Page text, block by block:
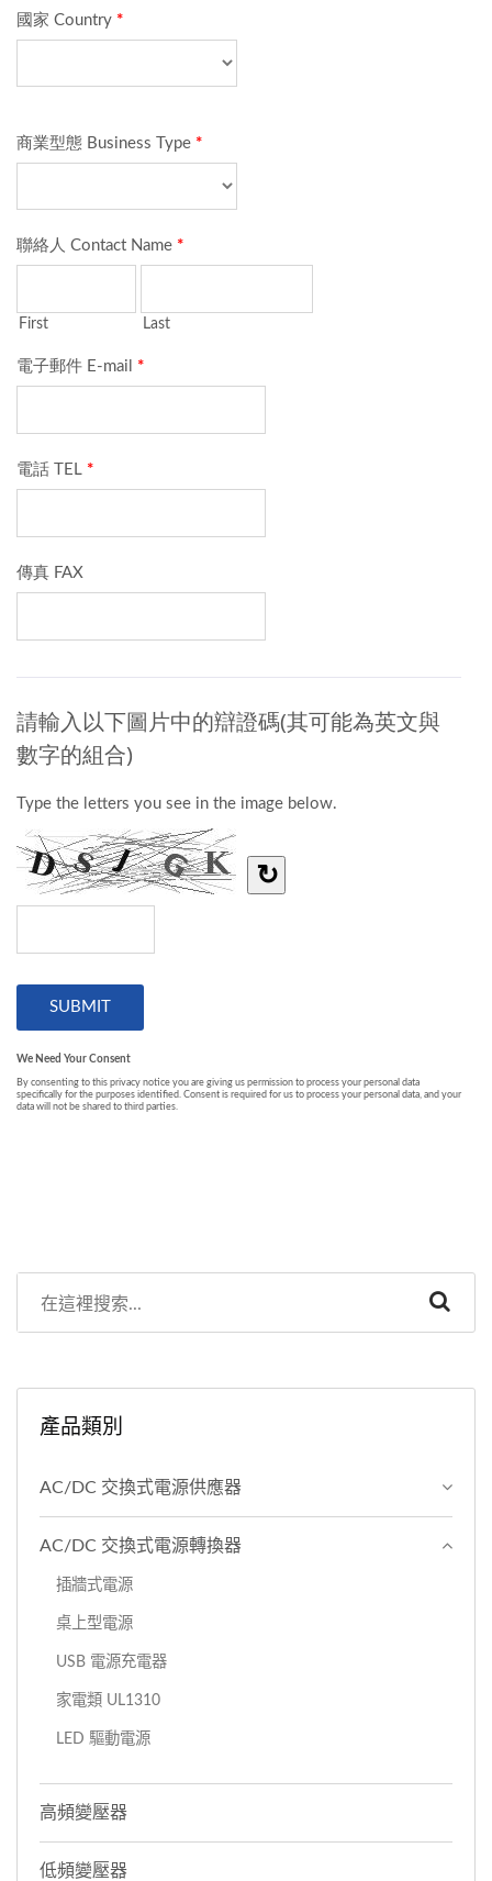
產品類別
AC/DC 交換式電源供應器
AC/DC 交換式電源轉換器
插牆式電源
桌上型電源
USB 電源充電器
家電類 UL1310
LED 驅動電源
高頻變壓器
低頻變壓器